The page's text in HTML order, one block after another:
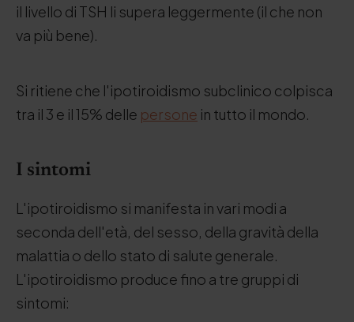
il livello di TSH li supera leggermente (il che non
va più bene).
Si ritiene che l'ipotiroidismo subclinico colpisca
tra il 3 e il 15% delle persone in tutto il mondo.
I sintomi
L'ipotiroidismo si manifesta in vari modi a
seconda dell'età, del sesso, della gravità della
malattia o dello stato di salute generale.
L'ipotiroidismo produce fino a tre gruppi di
sintomi: